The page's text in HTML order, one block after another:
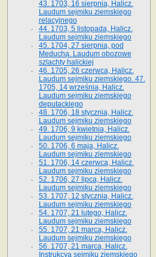
43. 1703, 16 sierpnia, Halicz.
Laudum sejmiku ziemskiego
relacyjnego
44. 1703, 5 listopada, Halicz.
Laudum sejmiku ziemskiego
45. 1704, 27 sierpnia, pod
Meduchą. Laudum obozowe
szlachty halickiej
46. 1705, 26 czerwca, Halicz.
Laudum sejmiku ziemskiego. 47.
1705, 14 września, Halicz.
Laudum sejmiku ziemskiego
deputackiego
48. 1706, 18 stycznia, Halicz.
Laudum sejmiku ziemskiego
49. 1706, 9 kwietnia, Halicz.
Laudum sejmiku ziemskiego
50. 1706, 6 maja, Halicz.
Laudum sejmiku ziemskiego
51. 1706, 14 czerwca, Halicz.
Laudum sejmiku ziemskiego
52. 1706, 27 lipca, Halicz.
Laudum sejmiku ziemskiego
53. 1707, 12 stycznia, Halicz.
Laudum sejmiku ziemskiego
54. 1707, 21 lutego, Halicz.
Laudum sejmiku ziemskiego
55. 1707, 21 marca, Halicz.
Laudum sejmiku ziemskiego
56. 1707, 21 marca, Halicz.
Instrukcya sejmiku ziemskiego